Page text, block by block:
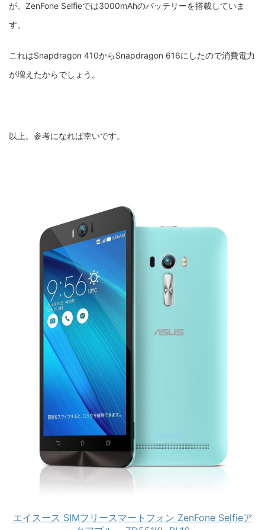
が、ZenFone Selfieでは3000mAhのバッテリーを搭載していま
す。
これはSnapdragon 410からSnapdragon 616にしたので消費電力
が増えたからでしょう。
以上。参考になれば幸いです。
エイスース SIMフリースマートフォン ZenFone Selfieア